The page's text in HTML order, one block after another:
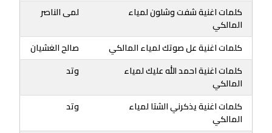
كلمات اغنية شفت وشلون لمياء
المالكي
لمى الناصر
كلمات اغنية عل صوتك لمياء المالكي
صالح الغشيان
كلمات اغنية احمد الله عليك لمياء
المالكي
وتد
كلمات اغنية يذكرني الشتا لمياء
المالكي
وتد